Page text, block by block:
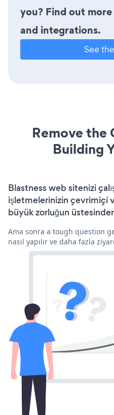
you? Find out
and integrations.
See
Remove the
Building
Blastness web sitenizi
işletmelerinizin çevrimiçi
büyük zorluğun
Ama sonra a tough question
nasıl yapılır ve daha fazla